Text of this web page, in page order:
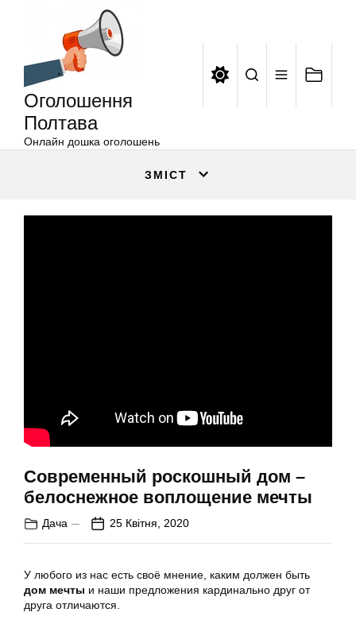
Оголошення
Полтава
Онлайн дошка оголошень
ЗМІСТ
Современный роскошный дом –
белоснежное воплощение мечты
Дача 25 Квітня, 2020
У любого из нас есть своё мнение, каким должен быть
дом мечты и наши предложения кардинально друг от
друга отличаются.